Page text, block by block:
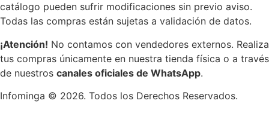
catálogo pueden sufrir modificaciones sin previo aviso.
Todas las compras están sujetas a validación de datos.
¡Atención! No contamos con vendedores externos. Realiza
tus compras únicamente en nuestra tienda física o a través
de nuestros canales oficiales de WhatsApp.
Infominga © 2026. Todos los Derechos Reservados.